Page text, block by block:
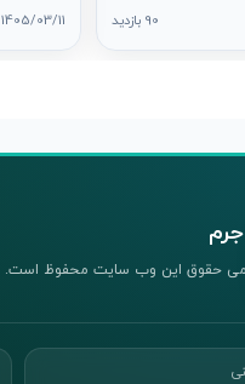
خبری شهردار
90 بازدید
شد
1405/03/11
حقوق این وب سایت محفوظ است.